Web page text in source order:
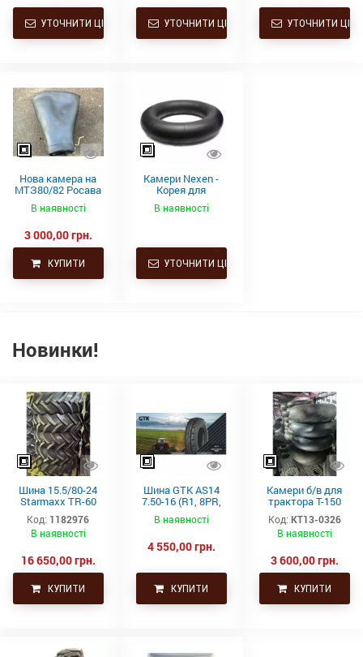
380/85-38)
УТОЧНИТИ ЦІНУ УТОЧНИТИ ЦІНУ
38)
УТОЧНИТИ ЦІНУ
Нова камера на
МТЗ80/82 Росава
товста 15.5-38
(400-965)
В наявності
3 000,00 грн.
КУПИТИ
Камери Nexen -
Корея для
сільгосп- та
спецтехніки.
щільні,
підлягають
ремонту
(клеяться)
В наявності
УТОЧНИТИ ЦІНУ
Новинки!
Шина 15.5/80-24
Starmaxx TR-60
(16PR, 163A8, TL)
Код: 1182976
В наявності
16 650,00 грн.
КУПИТИ
Шина GTK AS14
7.50-16 (R1, 8PR,
TT)
В наявності
4 550,00 грн.
КУПИТИ
Камери б/в для
трактора Т-150
21.3-24 (530-610)
СНГ товсті
Код: КТ13-0326
В наявності
3 600,00 грн.
КУПИТИ